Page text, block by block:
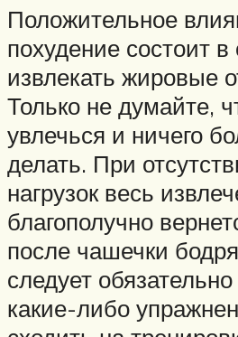
Положительное
похудение состоит в
извлекать жировые
Только не думайте,
увлечься и ничего
делать. При
нагрузок весь
благополучно
после чашечки
следует
какие-либо